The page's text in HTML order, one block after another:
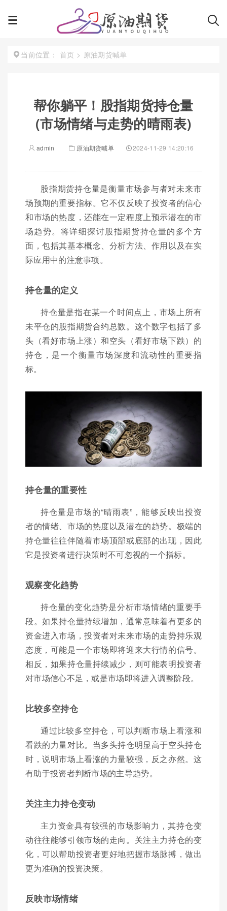
当前位置： 首页 > 原油期货喊单
帮你躺平！股指期货持仓量
(市场情绪与走势的晴雨表)
admin 原油期货喊单 2024-11-29 14:20:16
股指期货持仓量是衡量市场参与者对未来市
场预期的重要指标。它不仅反映了投资者的信心
和市场的热度，还能在一定程度上预示潜在的市
场趋势。将详细探讨股指期货持仓量的多个方
面，包括其基本概念、分析方法、作用以及在实
际应用中的注意事项。
持仓量的定义
持仓量是指在某一个时间点上，市场上所有
未平仓的股指期货合约总数。这个数字包括了多
头（看好市场上涨）和空头（看好市场下跌）的
持仓，是一个衡量市场深度和流动性的重要指
标。
持仓量的重要性
持仓量是市场的“晴雨表”，能够反映出投资
者的情绪、市场的热度以及潜在的趋势。极端的
持仓量往往伴随着市场顶部或底部的出现，因此
它是投资者进行决策时不可忽视的一个指标。
观察变化趋势
持仓量的变化趋势是分析市场情绪的重要手
段。如果持仓量持续增加，通常意味着有更多的
资金进入市场，投资者对未来市场的走势持乐观
态度，可能是一个市场即将迎来大行情的信号。
相反，如果持仓量持续减少，则可能表明投资者
对市场信心不足，或是市场即将进入调整阶段。
比较多空持仓
通过比较多空持仓，可以判断市场上看涨和
看跌的力量对比。当多头持仓明显高于空头持仓
时，说明市场上看涨的力量较强，反之亦然。这
有助于投资者判断市场的主导趋势。
关注主力持仓变动
主力资金具有较强的市场影响力，其持仓变
动往往能够引领市场的走向。关注主力持仓的变
化，可以帮助投资者更好地把握市场脉搏，做出
更为准确的投资决策。
反映市场情绪